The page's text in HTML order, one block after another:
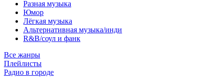
Разная музыка
Юмор
Лёгкая музыка
Альтернативная музыка/инди
R&B/cоул и фанк
Все жанры
Плейлисты
Радио в городе